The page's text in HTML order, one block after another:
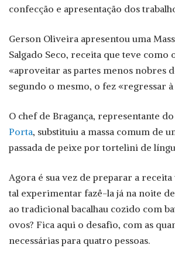
confecção e apresentação dos
Gerson Oliveira apresentou uma
Salgado Seco, receita que teve como
«aproveitar as partes menos nobres
segundo o mesmo, o fez «regressar
O chef de Bragança, representante do
Porta, substituiu a massa comum de
passada de peixe por tortelini de
Agora é sua vez de preparar a
tal experimentar fazê-la já na noite
ao tradicional bacalhau cozido com
ovos? Fica aqui o desafio, com as
necessárias para quatro pessoas.